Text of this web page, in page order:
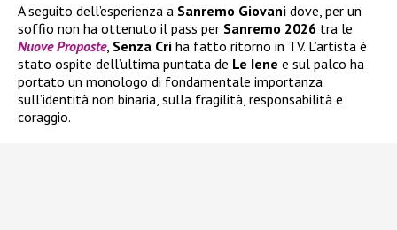
A seguito dell’esperienza a Sanremo Giovani dove, per un
soffio non ha ottenuto il pass per Sanremo 2026 tra le
Nuove Proposte, Senza Cri ha fatto ritorno in TV. L’artista è
stato ospite dell’ultima puntata de Le Iene e sul palco ha
portato un monologo di fondamentale importanza
sull’identità non binaria, sulla fragilità, responsabilità e
coraggio.